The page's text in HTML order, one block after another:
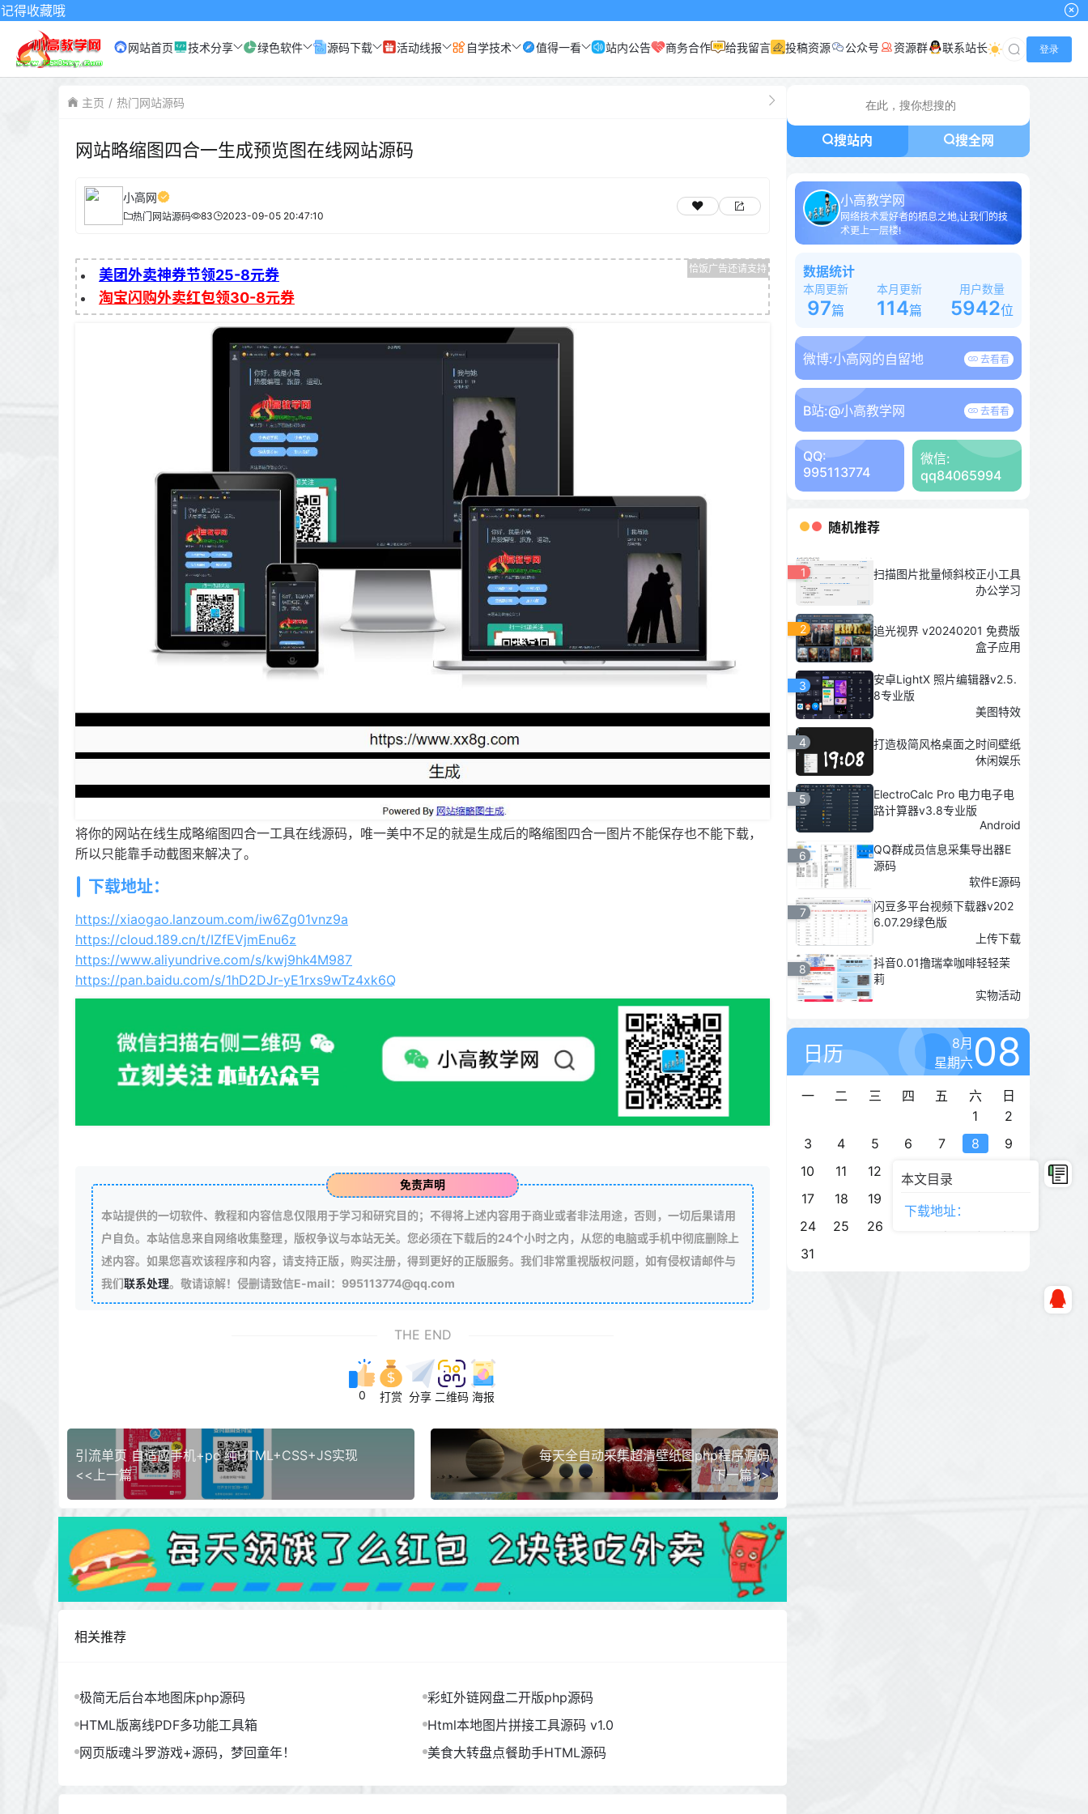
本文目录
下载地址：
网站首页 技术分享 绿色软件 源码下载 活动线报 自学技术 值得一看 站内公告 商务合作 给我留言 投稿资源 公众号 资源群 联系站长 登录
主页 热门网站源码
网站略缩图四合一生成预览图在线网站源码
小高网
热门网站源码 83 2023-09-05 20:47:10
美团外卖神券节领25-8元券
淘宝闪购外卖红包领30-8元券
将你的网站在线生成略缩图四合一工具在线源码，唯一美中不足的就是生成后的略缩图四合一图片不能保存也不能下载，
所以只能靠手动截图来解决了。
下载地址：
https://xiaogao.lanzoum.com/iw6Zg01vnz9a
https://cloud.189.cn/t/IZfEVjmEnu6z
https://www.aliyundrive.com/s/kwj9hk4M987
https://pan.baidu.com/s/1hD2DJr-yE1rxs9wTz4xk6Q
免责声明
本站提供的一切软件、教程和内容信息仅限用于学习和研究目的；不得将上述内容用于商业或者非法用途，否则，一切后果请用
户自负。本站信息来自网络收集整理，版权争议与本站无关。您必须在下载后的24个小时之内，从您的电脑或手机中彻底删除上
述内容。如果您喜欢该程序和内容，请支持正版，购买注册，得到更好的正版服务。我们非常重视版权问题，如有侵权请邮件与
我们联系处理。敬请谅解！侵删请致信E-mail：995113774@qq.com
THE END
0 打赏 分享 二维码 海报
引流单页 自适应手机+pc 纯HTML+CSS+JS实现
<<上一篇
每天全自动采集超清壁纸图php程序源码
下一篇>>
相关推荐
极简无后台本地图床php源码
彩虹外链网盘二开版php源码
HTML版离线PDF多功能工具箱
Html本地图片拼接工具源码 v1.0
网页版魂斗罗游戏+源码，梦回童年！
美食大转盘点餐助手HTML源码
搜站内 搜全网
小高教学网
网络技术爱好者的栖息之地,让我们的技
术更上一层楼!
数据统计
本周更新
97篇
本月更新
114篇
用户数量
5942位
微博:小高网的自留地 去看看
B站:@小高教学网 去看看
QQ:
995113774
微信:
qq84065994
随机推荐
1
扫描图片批量倾斜校正小工具
办公学习
2
追光视界 v20240201 免费版
盒子应用
3
安卓LightX 照片编辑器v2.5.
8专业版
美图特效
4
打造极简风格桌面之时间壁纸
休闲娱乐
5
ElectroCalc Pro 电力电子电
路计算器v3.8专业版
Android
6
QQ群成员信息采集导出器E
源码
软件E源码
7
闪豆多平台视频下载器v202
6.07.29绿色版
上传下载
8
抖音0.01撸瑞幸咖啡轻轻茉
莉
实物活动
日历
8月
星期六08
一 二 三 四 五 六
日
1
2
3
4 5 6 7 8
9
10
11 12 13 14
17
18 19
24
25 26
31